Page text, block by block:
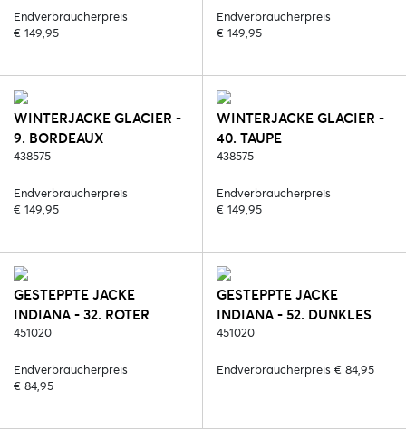
Endverbraucherpreis
€ 149,95
Endverbraucherpreis
€ 149,95
WINTERJACKE GLACIER -
9. BORDEAUX
438575
Endverbraucherpreis
€ 149,95
WINTERJACKE GLACIER -
40. TAUPE
438575
Endverbraucherpreis
€ 149,95
GESTEPPTE JACKE
INDIANA - 32. ROTER
ROST
451020
Endverbraucherpreis
€ 84,95
GESTEPPTE JACKE
INDIANA - 52. DUNKLES
OLIV
451020
Endverbraucherpreis € 84,95